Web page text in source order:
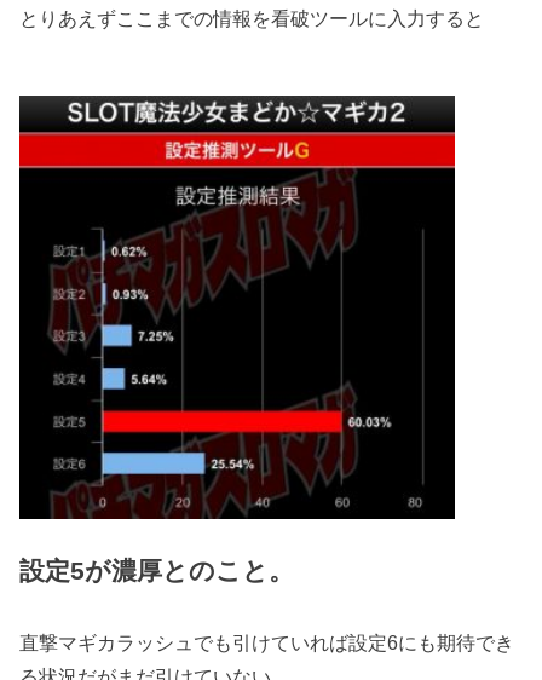
とりあえずここまでの情報を看破ツールに入力すると
設定5が濃厚とのこと。
直撃マギカラッシュでも引けていれば設定6にも期待でき